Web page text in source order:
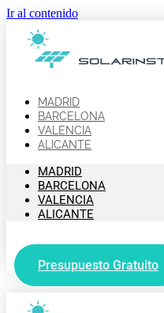
Ir al contenido
MADRID
BARCELONA
VALENCIA
ALICANTE
MADRID
BARCELONA
VALENCIA
ALICANTE
Presupuesto Gratuito